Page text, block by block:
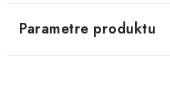
Parametre produktu